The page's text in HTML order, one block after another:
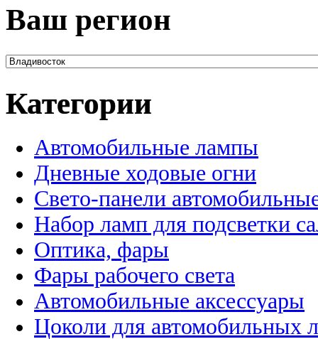
Ваш регион
Категории
Автомобильные лампы
Дневные ходовые огни
Свето-панели
Набор ламп для подсветки
Оптика, фары
Фары рабочего света
Автомобильные аксессуары
Цоколи для автомобильных